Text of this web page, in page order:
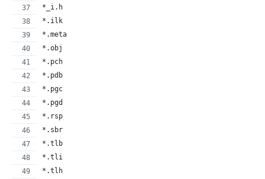
*_i.h
*.ilk
*.meta
*.obj
*.pch
*.pdb
*.pgc
*.pgd
*.rsp
*.sbr
*.tlb
*.tli
*.tlh